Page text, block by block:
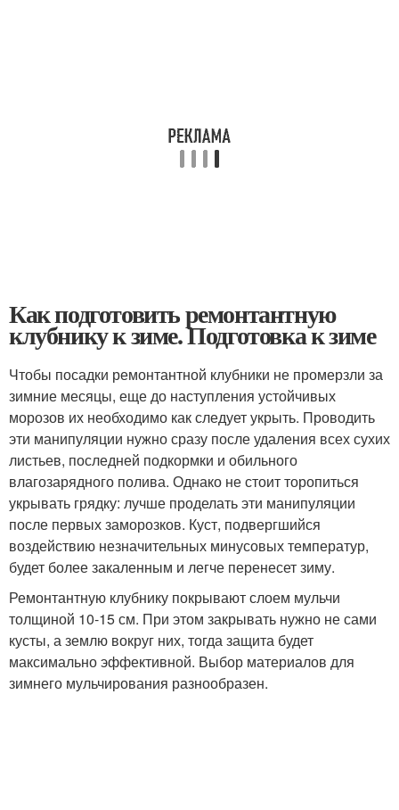
Как подготовить ремонтантную
клубнику к зиме. Подготовка к зиме
Чтобы посадки ремонтантной клубники не промерзли за
зимние месяцы, еще до наступления устойчивых
морозов их необходимо как следует укрыть. Проводить
эти манипуляции нужно сразу после удаления всех сухих
листьев, последней подкормки и обильного
влагозарядного полива. Однако не стоит торопиться
укрывать грядку: лучше проделать эти манипуляции
после первых заморозков. Куст, подвергшийся
воздействию незначительных минусовых температур,
будет более закаленным и легче перенесет зиму.
Ремонтантную клубнику покрывают слоем мульчи
толщиной 10-15 см. При этом закрывать нужно не сами
кусты, а землю вокруг них, тогда защита будет
максимально эффективной. Выбор материалов для
зимнего мульчирования разнообразен.